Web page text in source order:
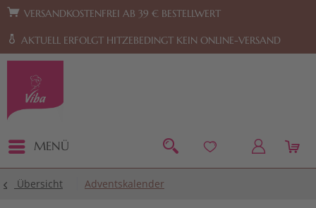
Zur Hauptnavigation springen Zum Footer springen
VERSANDKOSTENFREI AB 39 € BESTELLWERT
AKTUELL ERFOLGT HITZEBEDINGT KEIN ONLINE-VERSAND
MENÜ
Übersicht Adventskalender